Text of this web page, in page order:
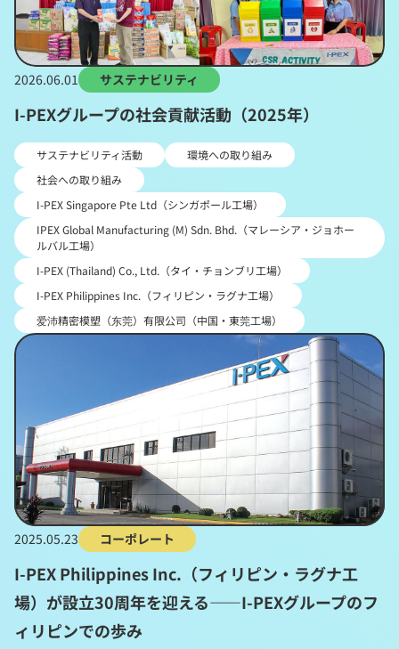
2026.06.01 サステナビリティ
I-PEXグループの社会貢献活動（2025年）
サステナビリティ活動
環境への取り組み
社会への取り組み
I-PEX Singapore Pte Ltd（シンガポール工場）
IPEX Global Manufacturing (M) Sdn. Bhd.（マレーシア・ジョホー
ルバル工場）
I-PEX (Thailand) Co., Ltd.（タイ・チョンブリ工場）
I-PEX Philippines Inc.（フィリピン・ラグナ工場）
爱沛精密模塑（东莞）有限公司（中国・東莞工場）
2025.05.23 コーポレート
I-PEX Philippines Inc.（フィリピン・ラグナ工
場）が設立30周年を迎える――I-PEXグループのフ
ィリピンでの歩み